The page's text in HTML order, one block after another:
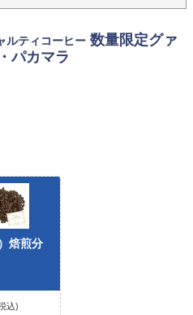
ルティコーヒー 数量限定グァ
パカマラ
焙煎分
込